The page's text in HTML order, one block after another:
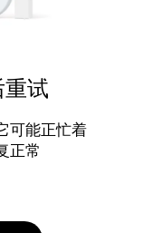
试
可能正忙着
正常